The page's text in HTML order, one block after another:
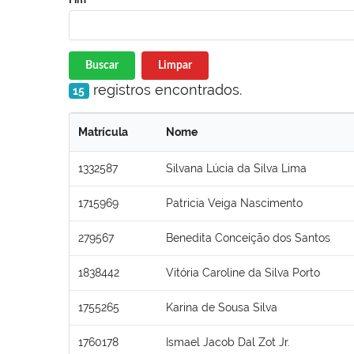
Buscar Limpar
15 registros encontrados.
Matrícula Nome
1332587 Silvana Lúcia da Silva Lima
1715969 Patricia Veiga Nascimento
279567 Benedita Conceição dos Santos
1838442 Vitória Caroline da Silva Porto
1755265 Karina de Sousa Silva
1760178 Ismael Jacob Dal Zot Jr.